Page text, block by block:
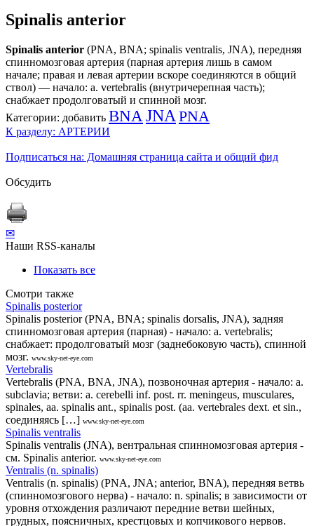
Spinalis anterior
Spinalis anterior (PNA, BNA; spinalis ventralis, JNA), передняя
спинномозговая артерия (парная артерия лишь в самом
начале; правая и левая артерии вскоре соединяются в общий
ствол) — начало: a. vertebralis (внутричерепная часть);
снабжает продолговатый и спинной мозг.
Категории: добавить BNA JNA PNA
К разделу: АРТЕРИИ
Подписаться на: Домашняя страница сайта и общий фид
Обсудить
✉
Наши RSS-каналы
Показать все
Смотри также
Spinalis posterior
Spinalis posterior (PNA, BNA; spinalis dorsalis, JNA), задняя
спинномозговая артерия (парная) - начало: a. vertebralis;
снабжает: продолговатый мозг (заднебоковую часть), спинной
мозг. www.sky-net-eye.com
Vertebralis
Vertebralis (PNA, BNA, JNA), позвоночная артерия - начало: a.
subclavia; ветви: a. cerebelli inf. post. rr. meningeus, musculares,
spinales, aa. spinalis ant., spinalis post. (aa. vertebrales dext. et sin.,
соединяясь […] www.sky-net-eye.com
Spinalis ventralis
Spinalis ventralis (JNA), вентральная спинномозговая артерия -
см. Spinalis anterior. www.sky-net-eye.com
Ventralis (n. spinalis)
Ventralis (n. spinalis) (PNA, JNA; anterior, BNA), передняя ветвь
(спинномозгового нерва) - начало: n. spinalis; в зависимости от
уровня отхождения различают передние ветви шейных,
грудных, поясничных, крестцовых и копчикового нервов.